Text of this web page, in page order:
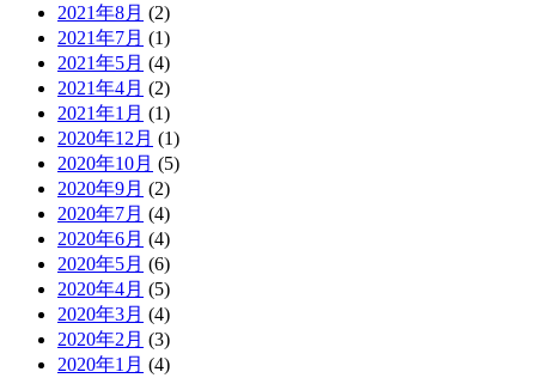
2021年8月 (2)
2021年7月 (1)
2021年5月 (4)
2021年4月 (2)
2021年1月 (1)
2020年12月 (1)
2020年10月 (5)
2020年9月 (2)
2020年7月 (4)
2020年6月 (4)
2020年5月 (6)
2020年4月 (5)
2020年3月 (4)
2020年2月 (3)
2020年1月 (4)